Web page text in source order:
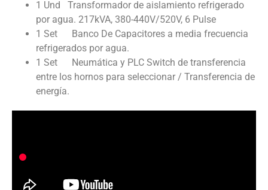
1 Und Transformador de aislamiento refrigerado
por agua. 217kVA, 380-440V/520V, 6 Pulse
1 Set Banco De Capacitores a media frecuencia
refrigerados por agua.
1 Set Neumática y PLC Switch de transferencia
entre los hornos para seleccionar / Transferencia de
energía.